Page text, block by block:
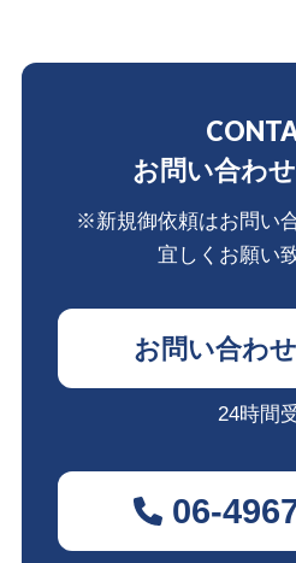
お問い合わ
※新規御依頼はお問い
宜しくお願い
お問い合わ
24時間
06-